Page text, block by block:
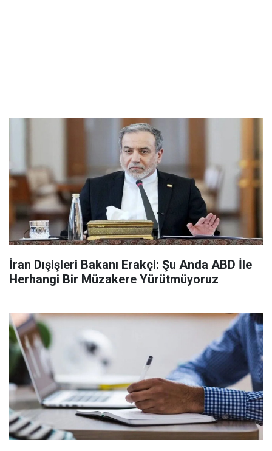
İran Dışişleri Bakanı Erakçi: Şu Anda ABD İle
Herhangi Bir Müzakere Yürütmüyoruz